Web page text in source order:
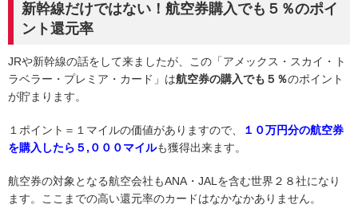
新幹線だけではない！航空券購入でも５％のポイ
ント還元率
JRや新幹線の話をして来ましたが、この「アメックス・スカイ・ト
ラベラー・プレミア・カード」は航空券の購入でも５％のポイント
が貯まります。
１ポイント＝１マイルの価値がありますので、
１０万円分の航空券
を購入したら５,０００マイルも獲得出来ます。
航空券の対象となる航空会社もANA・JALを含む世界２８社になり
ます。ここまでの高い還元率のカードはなかなかありません。